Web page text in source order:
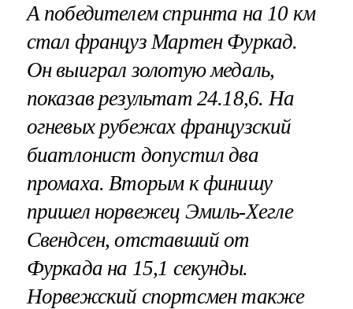
А победителем спринта на 10 км
стал француз Мартен Фуркад.
Он выиграл золотую медаль,
показав результат 24.18,6. На
огневых рубежах французский
биатлонист допустил два
промаха. Вторым к финишу
пришел норвежец Эмиль-Хегле
Свендсен, отставший от
Фуркада на 15,1 секунды.
Норвежский спортсмен также